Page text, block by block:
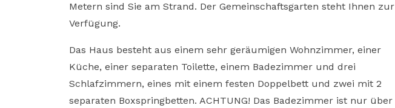
Metern sind Sie am Strand. Der Gemeinschaftsgarten steht Ihnen zur
Verfügung.
Das Haus besteht aus einem sehr geräumigen Wohnzimmer, einer
Küche, einer separaten Toilette, einem Badezimmer und drei
Schlafzimmern, eines mit einem festen Doppelbett und zwei mit 2
separaten Boxspringbetten. ACHTUNG! Das Badezimmer ist nur über